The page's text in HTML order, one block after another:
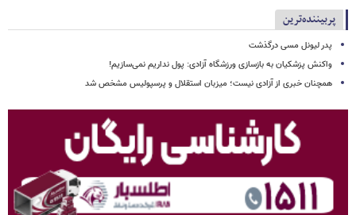
پربیننده‌ترین
پدر لیونل مسی درگذشت
واکنش پزشکیان به بازسازی ورزشگاه آزادی: پول نداریم نمی‌سازیم!
همچنان خبری از آزادی نیست؛ میزبان استقلال و پرسپولیس مشخص شد